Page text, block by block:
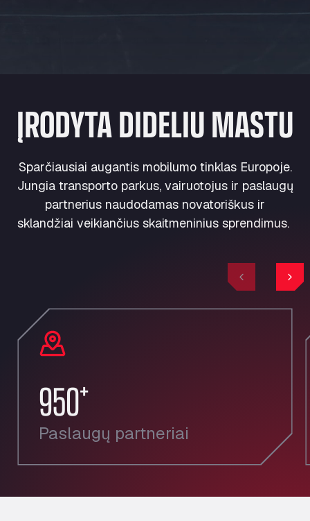
ĮRODYTA DIDELIU MASTU
Sparčiausiai augantis mobilumo tinklas Europoje.
Jungia transporto parkus, vairuotojus ir paslaugų
partnerius naudodamas novatoriškus ir
sklandžiai veikiančius skaitmeninius sprendimus.
Previous
950+
Paslaugų partneriai